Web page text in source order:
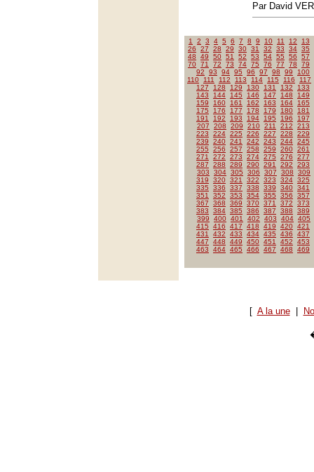
Par David
1 2 3 4 5 6 7 8 9 10 11 12
13
26
27 28 29 30 31 32 33 34 35
48
49 50 51 52 53 54 55 56
57
70 71 72 73 74 75 76 77 78
79
92
93 94 95 96 97 98 99
100
110
111 112 113 114 115 116
117
127
128 129 130 131 132
133
143
144 145 146 147 148
149
159
160 161 162 163 164
165
175
176 177 178 179 180
181
191
192 193 194 195 196
197
207
208 209 210 211 212
213
223
224 225 226 227 228
229
239
240 241 242 243 244 245
255
256 257 258 259 260 261
271
272 273 274 275 276
277
287
288 289 290 291 292
293
303
304 305 306 307 308
309
319
320 321 322 323 324 325
335
336 337 338 339 340 341
351
352 353 354 355 356
357
367
368 369 370 371 372
373
383
384 385 386 387 388
389
399
400 401 402 403 404 405
415
416 417 418 419 420 421
431
432 433 434 435 436
437
447
448 449 450 451 452
453
463
464 465 466 467 468 469
[ A la une|